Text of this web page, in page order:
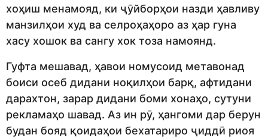
хоҳиш менамояд, ки ҷӯйборҳои назди ҳавливу
манзилҳои худ ва селроҳаҳоро аз ҳар гуна
хасу хошок ва сангу хок тоза намоянд.
Гуфта мешавад, ҳавои номусоид метавонад
боиси осеб дидани ноқилҳои барқ, афтидани
дарахтон, зарар дидани боми хонаҳо, сутуни
рекламаҳо шавад. Аз ин рӯ, ҳангоми дар берун
будан бояд қоидаҳои бехатариро ҷиддӣ риоя